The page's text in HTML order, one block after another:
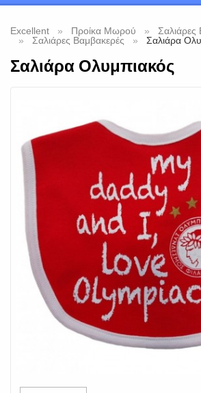
Excellent Προίκα Μωρού
Σαλιάρες
Σαλιάρες Βαμβακερές
Σαλιάρα
Σαλιάρα Ολυμπιακός